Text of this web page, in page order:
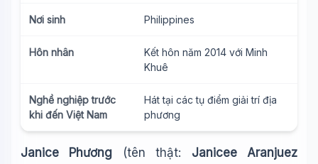
Nơi sinh Philippines
Hôn nhân
Kết hôn năm 2014 với Minh
Khuê
Nghề nghiệp trước
khi đến Việt Nam
Hát tại các tụ điểm giải trí địa
phương
Janice Phương (tên thật: Janicee Aranjuez